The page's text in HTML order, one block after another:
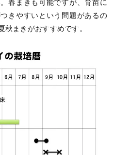
春まきも可能ですが、育苗に
きやすいという問題があるの
秋まきがおすすめです。